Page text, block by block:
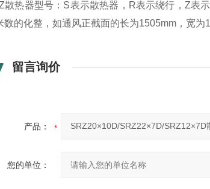
散热器型号：S表示散热器，R表示绕行，Z表
数的化整，如通风正截面的长为1505mm，宽为
留言询价
产品：
您的单位：